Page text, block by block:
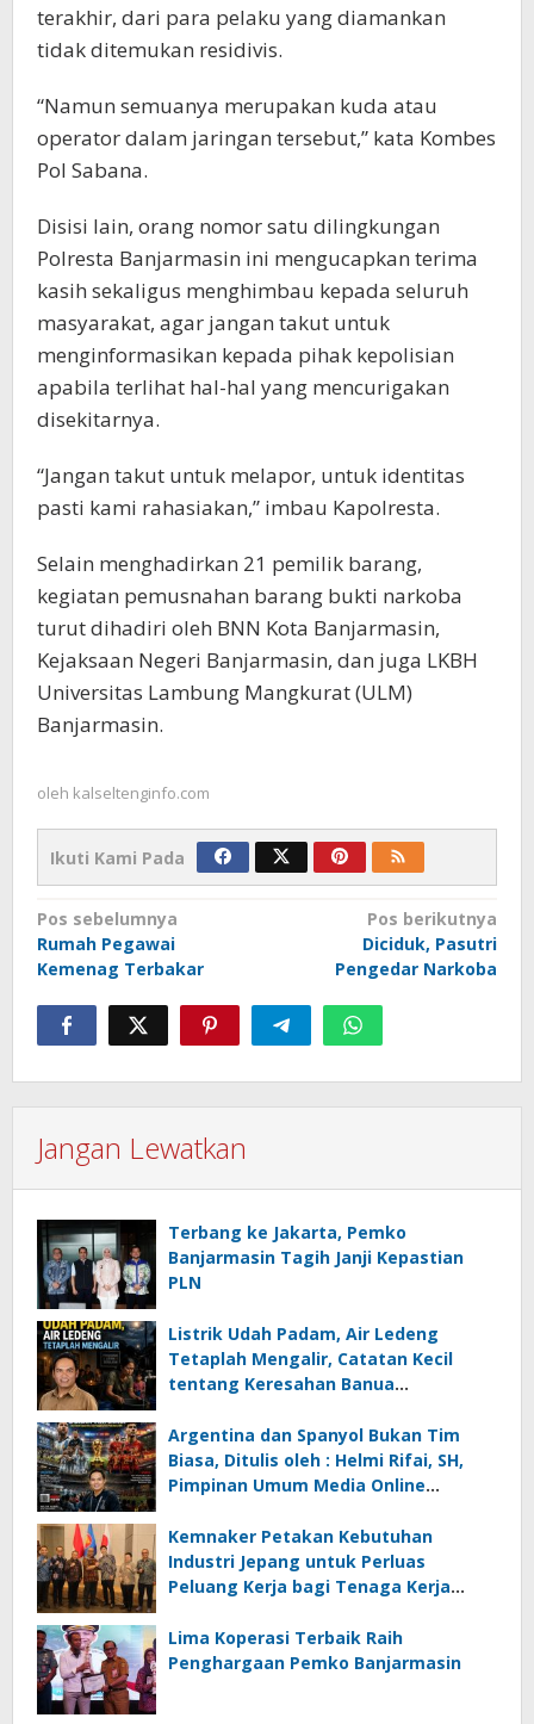
terakhir, dari para pelaku yang diamankan
tidak ditemukan residivis.
“Namun semuanya merupakan kuda atau
operator dalam jaringan tersebut,” kata Kombes
Pol Sabana.
Disisi lain, orang nomor satu dilingkungan
Polresta Banjarmasin ini mengucapkan terima
kasih sekaligus menghimbau kepada seluruh
masyarakat, agar jangan takut untuk
menginformasikan kepada pihak kepolisian
apabila terlihat hal-hal yang mencurigakan
disekitarnya.
“Jangan takut untuk melapor, untuk identitas
pasti kami rahasiakan,” imbau Kapolresta.
Selain menghadirkan 21 pemilik barang,
kegiatan pemusnahan barang bukti narkoba
turut dihadiri oleh BNN Kota Banjarmasin,
Kejaksaan Negeri Banjarmasin, dan juga LKBH
Universitas Lambung Mangkurat (ULM)
Banjarmasin.
oleh kalseltenginfo.com
Ikuti Kami Pada
Navigasi
pos
Pos sebelumnya
Rumah Pegawai
Kemenag Terbakar
Pos berikutnya
Diciduk, Pasutri
Pengedar Narkoba
Jangan Lewatkan
Terbang ke Jakarta, Pemko
Banjarmasin Tagih Janji Kepastian
PLN
Listrik Udah Padam, Air Ledeng
Tetaplah Mengalir, Catatan Kecil
tentang Keresahan Banua
Ancaman Lingkungan, Oleh : Helmi
Rifai, SH
Argentina dan Spanyol Bukan Tim
Biasa, Ditulis oleh : Helmi Rifai, SH,
Pimpinan Umum Media Online
Kemnaker Petakan Kebutuhan
Industri Jepang untuk Perluas
Peluang Kerja bagi Tenaga Kerja
Lima Koperasi Terbaik Raih
Penghargaan Pemko Banjarmasin